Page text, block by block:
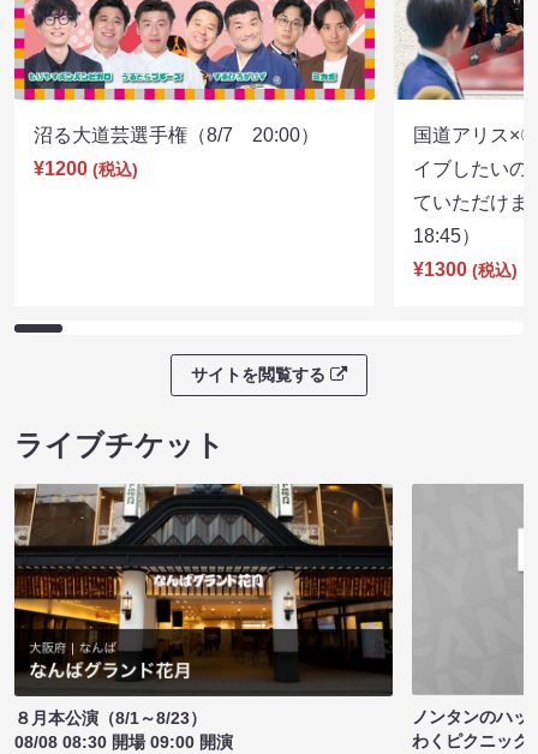
沼る大道芸選手権（8/7 20:00）
¥1200 (税込)
国道アリス×
イブしたいの
ていただけ
18:45）
¥1300 (税込)
サイトを閲覧する
ライブチケット
８月本公演（8/1～8/23）
08/08 08:30 開場 09:00 開演
ノンタンのハッ
わくピクニック